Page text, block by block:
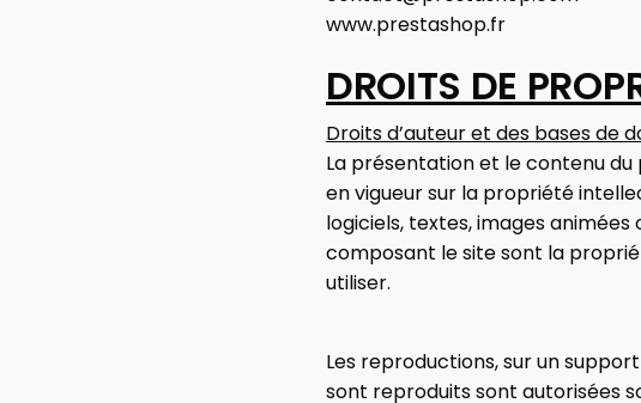
www.prestashop.fr
DROITS DE
Droits d’auteur et des bases de
La présentation et le contenu
en vigueur sur la propriété
logiciels, textes, images
composant le site sont la
utiliser.
Les reproductions, sur un
sont reproduits sont autorisées